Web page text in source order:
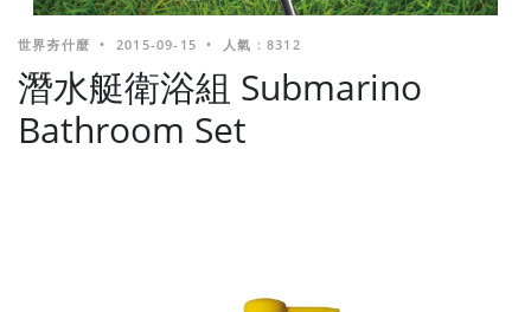
世界夯什麼 • 2015-09-15 • 人氣 : 8312
潛水艇衛浴組 Submarino
Bathroom Set